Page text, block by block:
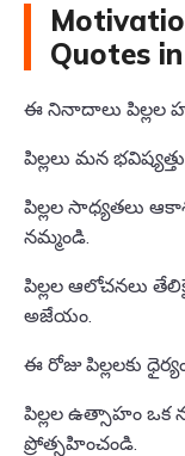
Quotes
ఈ నినాదాలు పిల్లల
పిల్లలు మన
పిల్లల సాధ్యతలు
నమ్మండి.
పిల్లల ఆలోచనలు
అజేయం.
ఈ రోజు పిల్లలకు
పిల్లల ఉత్సాహం ఒక
ప్రోత్సహించండి.